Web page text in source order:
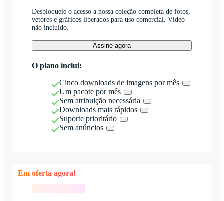
Desbloqueie o acesso à nossa coleção completa de fotos,
vetores e gráficos liberados para uso comercial. Vídeo
não incluído.
Assine agora
O plano inclui:
Cinco downloads de imagens por mês
Um pacote por mês
Sem atribuição necessária
Downloads mais rápidos
Suporte prioritário
Sem anúncios